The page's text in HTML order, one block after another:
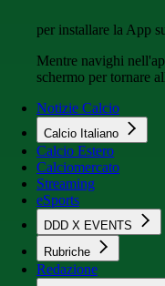
per installare la App
Mentre navighi
schermo per tornare
Notizie Calcio
Calcio Italiano
Calcio Estero
Calciomercato
Streaming
eSports
DDD X EVENTS
Rubriche
Redazione